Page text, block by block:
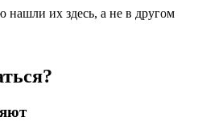
нашли их здесь, а не в другом